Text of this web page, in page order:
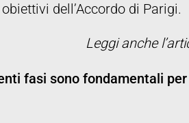
dell’Accordo di Parigi.
Leggi anche
fasi sono fondamentali